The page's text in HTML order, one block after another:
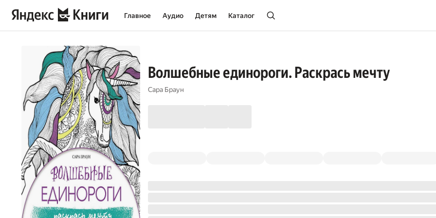
Главное Аудио Детям Каталог
Волшебные единороги. Раскрась мечту
Сара Браун